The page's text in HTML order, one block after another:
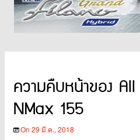
ความคืบหน้าของ
NMax 155
On 29 มี.ค., 2018